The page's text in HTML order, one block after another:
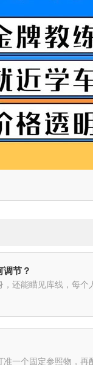
调节？
还能瞄见库线，每
一个固定参照物，